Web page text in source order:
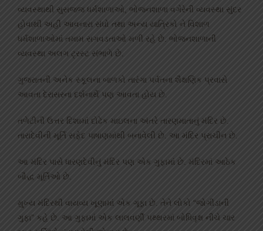
વ્યવસ્થાથી સુસજ્જ ધર્મશાળાઓ, ભોજનશાળા વગેરેની વ્યવસ્થા સુંદર
હોવાથી અહીં આવનારા સંઘો તથા અન્ય યાત્રિકો ને વિશાળ
ધર્મશાળાઓમાં તમામ સગવડતાઓ મળી રહે છે. ભોજનશાળાની
વ્યવસ્થા અલગ ટ્રસ્ટ સંભાળે છે.
ગુજરાતની અનેક સ્કૂલના બાળકો તારંગા પર્વતના શૈક્ષણિક પ્રવાસે
આવતા દેરાસરના દર્શનાર્થે પણ આવતા હોય છે.
તળેટીની ઉત્તર દિશામાં દોઢેક માઇલના અંતરે તારણમાતાનું મંદિર છે.
તારાદેવીની મૂર્તિ સફેદ પાષાણમાંથી બનાવેલી છે. આ મંદિર પ્રાચીન છે.
આ મંદિર પાસે ધારણદેવીનું મંદિર પણ એક ગુફામાં છે. મંદિરમાં આઠેક
બૌદ્ધ મૂર્તિઓ છે.
મુ્ખ્ય મંદિરથી વાયવ્ય ખૂણામાં એક ગૂફા છે. તેને લોકો “જોગીડાની
ગુફા” કહે છે. આ ગુફામાં એક લાલવર્ણી પથ્થરમાં બોધિવૃક્ષ નીચે ચાર